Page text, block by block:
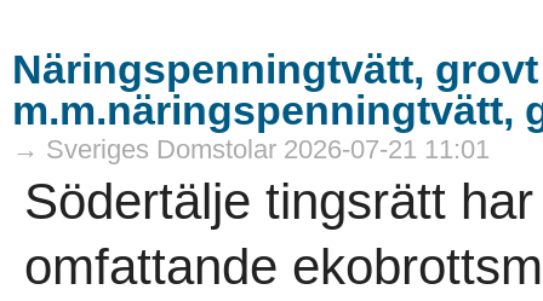
Näringspenningtvätt,
m.m.näringspenningtvätt,
→ Sveriges Domstolar 2026-07-21 11:01
Södertälje tingsrätt
omfattande